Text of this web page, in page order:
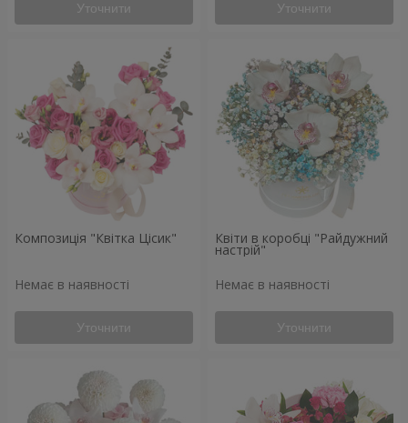
Уточнити Уточнити
Композиція "Квітка Цісик"
Немає в наявності
Уточнити
Квіти в коробці "Райдужний
настрій"
Немає в наявності
Уточнити